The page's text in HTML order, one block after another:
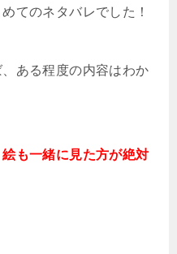
てのネタバレでした！
ある程度の内容はわか
絵も一緒に見た方が絶対